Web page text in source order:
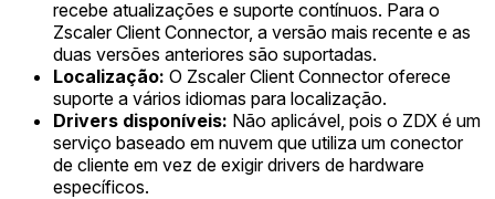
recebe atualizações e suporte contínuos. Para o
Zscaler Client Connector, a versão mais recente e as
duas versões anteriores são suportadas.
Localização: O Zscaler Client Connector oferece
suporte a vários idiomas para localização.
Drivers disponíveis: Não aplicável, pois o ZDX é um
serviço baseado em nuvem que utiliza um conector
de cliente em vez de exigir drivers de hardware
específicos.